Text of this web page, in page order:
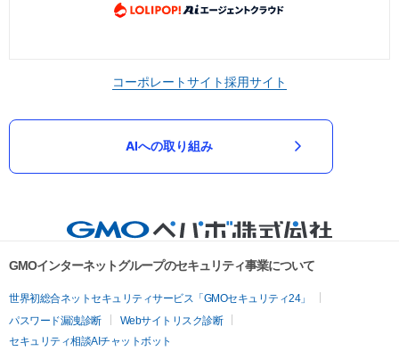
コーポレートサイト採用サイト
AIへの取り組み
GMOインターネットグループのセキュリティ事業について
世界初総合ネットセキュリティサービス「GMOセキュリティ24」
パスワード漏洩診断
Webサイトリスク診断
セキュリティ相談AIチャットボット